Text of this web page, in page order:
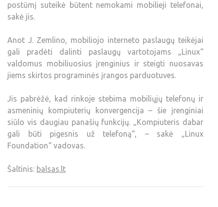
postūmį suteikė būtent nemokami mobilieji telefonai,
sakė jis.
Anot J. Zemlino, mobiliojo interneto paslaugų teikėjai
gali pradėti dalinti paslaugų vartotojams „Linux“
valdomus mobiliuosius įrenginius ir steigti nuosavas
jiems skirtos programinės įrangos parduotuves.
Jis pabrėžė, kad rinkoje stebima mobiliųjų telefonų ir
asmeninių kompiuterių konvergencija – šie įrenginiai
siūlo vis daugiau panašių funkcijų. „Kompiuteris dabar
gali būti pigesnis už telefoną“, – sakė „Linux
Foundation“ vadovas.
Šaltinis: balsas.lt